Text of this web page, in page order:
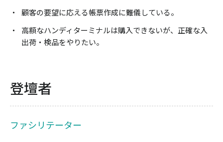
顧客の要望に応える帳票作成に難儀している。
⾼額なハンディターミナルは購⼊できないが、正確な⼊
出荷・検品をやりたい。
登壇者
ファシリテーター